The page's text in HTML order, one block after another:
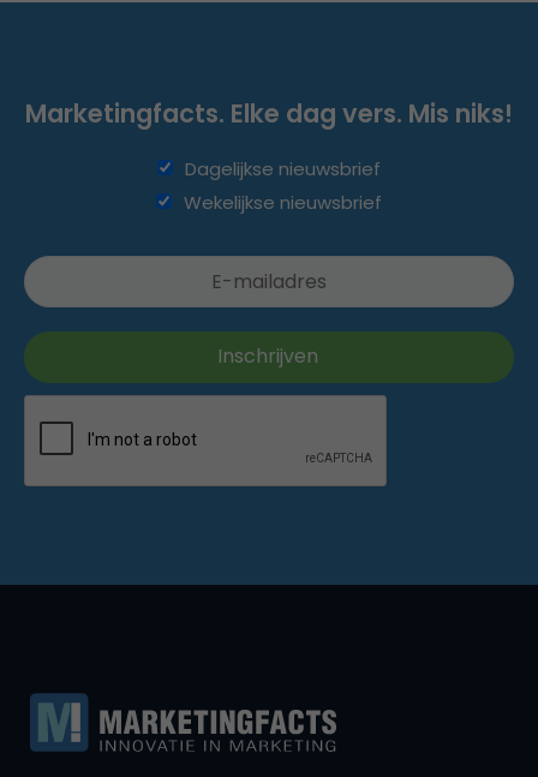
Marketingfacts. Elke dag vers. Mis niks!
Dagelijkse nieuwsbrief
Wekelijkse nieuwsbrief